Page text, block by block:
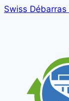
Swiss Débarras